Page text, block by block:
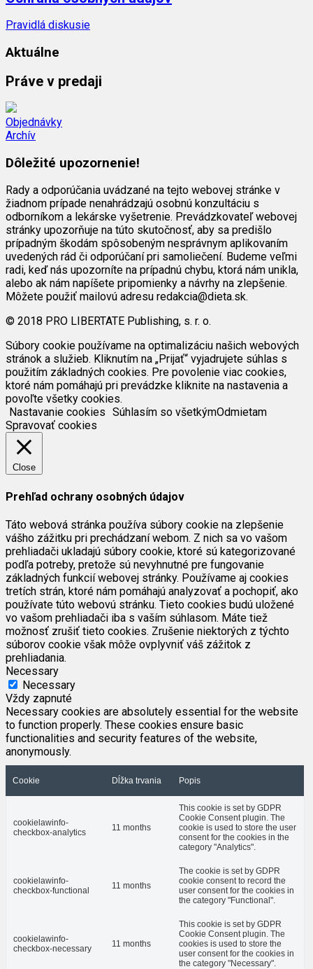
Pravidlá diskusie
Aktuálne
Práve v predaji
Objednávky
Archív
Dôležité upozornenie!
Rady a odporúčania uvádzané na tejto webovej stránke v
žiadnom prípade nenahrádzajú osobnú konzultáciu s
odborníkom a lekárske vyšetrenie. Prevádzkovateľ webovej
stránky upozorňuje na túto skutočnosť, aby sa predišlo
prípadným škodám spôsobeným nesprávnym aplikovaním
uvedených rád či odporúčaní pri samoliečení. Budeme veľmi
radi, keď nás upozorníte na prípadnú chybu, ktorá nám unikla,
alebo ak nám napíšete pripomienky a návrhy na zlepšenie.
Môžete použiť mailovú adresu redakcia@dieta.sk.
© 2018 PRO LIBERTATE Publishing, s. r. o.
Súbory cookie používame na optimalizáciu našich webových
stránok a služieb. Kliknutím na „Prijať“ vyjadrujete súhlas s
použitím základných cookies. Pre povolenie viac cookies,
ktoré nám pomáhajú pri prevádzke kliknite na nastavenia a
povoľte všetky cookies.
Nastavanie cookies Súhlasím so všetkýmOdmietam
Spravovať cookies
Close
Prehľad ochrany osobných údajov
Táto webová stránka používa súbory cookie na zlepšenie
vášho zážitku pri prechádzaní webom. Z nich sa vo vašom
prehliadači ukladajú súbory cookie, ktoré sú kategorizované
podľa potreby, pretože sú nevyhnutné pre fungovanie
základných funkcií webovej stránky. Používame aj cookies
tretích strán, ktoré nám pomáhajú analyzovať a pochopiť, ako
používate túto webovú stránku. Tieto cookies budú uložené
vo vašom prehliadači iba s vaším súhlasom. Máte tiež
možnosť zrušiť tieto cookies. Zrušenie niektorých z týchto
súborov cookie však môže ovplyvniť váš zážitok z
prehliadania.
Necessary
Necessary
Vždy zapnuté
Necessary cookies are absolutely essential for the website
to function properly. These cookies ensure basic
functionalities and security features of the website,
anonymously.
Cookie Dĺžka trvania Popis
cookielawinfo-
checkbox-analytics
11 months
This cookie is set by GDPR
Cookie Consent plugin. The
cookie is used to store the user
consent for the cookies in the
category "Analytics".
cookielawinfo-
checkbox-functional
11 months
The cookie is set by GDPR
cookie consent to record the
user consent for the cookies in
the category "Functional".
cookielawinfo-
checkbox-necessary
11 months
This cookie is set by GDPR
Cookie Consent plugin. The
cookies is used to store the
user consent for the cookies in
the category "Necessary".